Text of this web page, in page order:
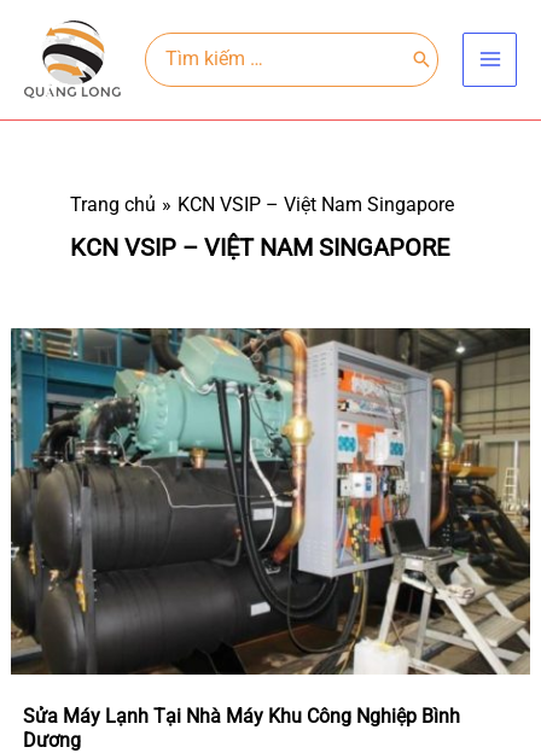
dung
Search
for:
Trang chủ KCN VSIP – Việt Nam Singapore
KCN VSIP – VIỆT NAM SINGAPORE
Sửa Máy Lạnh Tại Nhà Máy Khu Công Nghiệp Bình
Dương